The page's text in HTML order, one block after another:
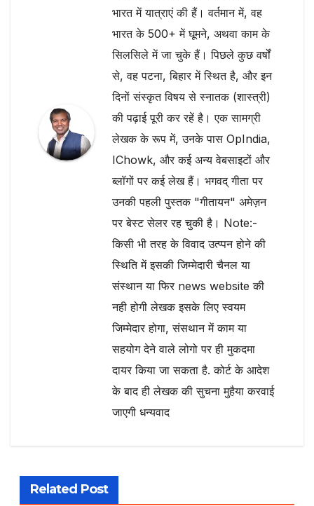
भारत में यात्राएं की हैं। वर्तमान में, वह
भारत के 500+ में घूमने, अथवा काम के
सिलसिले में जा चुके हैं। पिछले कुछ वर्षों
से, वह पटना, बिहार में स्थित है, और इन
दिनों संस्कृत विषय से स्नातक (शास्त्री)
की पढ़ाई पूरी कर रहें है। एक सामग्री
लेखक के रूप में, उनके पास OpIndia,
IChowk, और कई अन्य वेबसाइटों और
ब्लॉगों पर कई लेख हैं। भगवद् गीता पर
उनकी पहली पुस्तक "गीतायन" अमेज़न
पर बेस्ट सेलर रह चुकी है। Note:-
किसी भी तरह के विवाद उत्प्पन होने की
स्थिति में इसकी जिम्मेदारी चैनल या
संस्थान या फिर news website की
नही होगी लेखक इसके लिए स्वयम
जिम्मेदार होगा, संसथान में काम या
सहयोग देने वाले लोगो पर ही मुकदमा
दायर किया जा सकता है. कोर्ट के आदेश
के बाद ही लेखक की सुचना मुहैया करवाई
जाएगी धन्यवाद
Related Post